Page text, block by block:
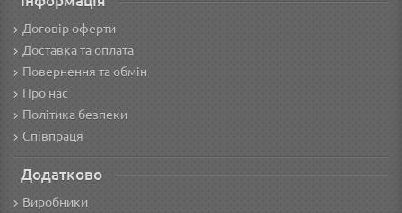
Договір оферти
Доставка та оплата
Повернення та обмін
Про нас
Політика безпеки
Співпраця
Додатково
Виробники